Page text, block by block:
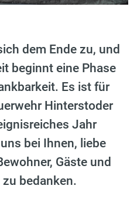
dem Ende zu, und
beginnt eine Phase
Es ist für
Hinterstoder
Jahr
bei Ihnen, liebe
Gäste und
bedanken.